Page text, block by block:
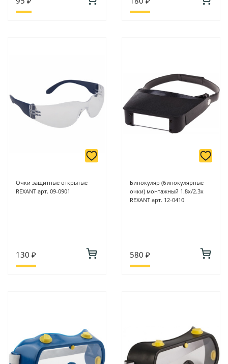
Очки защитные открытые
REXANT арт. 09-0901
130 ₽
Бинокуляр (бинокулярные
очки) монтажный 1.8x/2.3x
REXANT арт. 12-0410
580 ₽